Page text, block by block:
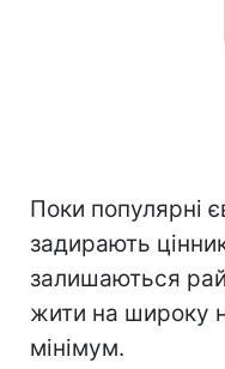
Поки популярні
задирають
залишаються
жити на широку
мінімум.